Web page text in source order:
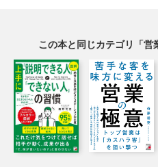
この本と同じカテゴリ「営